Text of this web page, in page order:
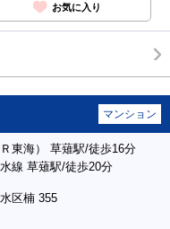
お気に入り
マンション
東海） 草薙駅/徒歩16分
線 草薙駅/徒歩20分
区楠 355